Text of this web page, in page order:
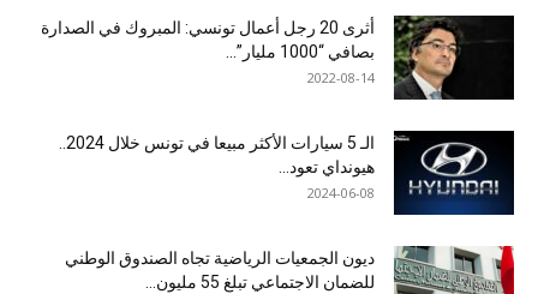
أثرى 20 رجل أعمال تونسي: المبروك في الصدارة
بصافي “1000 مليار”...
2022-08-14
هيونداي تعود...
2024-06-08
ديون الجمعيات الرياضية تجاه الصندوق الوطني
للضمان الاجتماعي تبلغ 55 مليون...